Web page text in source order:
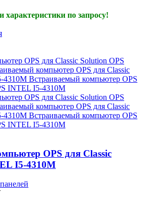
характеристики по запросу!
OPS для Classic
I5-4310M